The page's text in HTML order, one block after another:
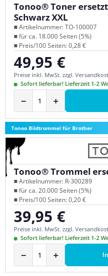
Tonoo® Toner
Schwarz XXL
■ Artikelnummer: TO-100007
■ für ca. 18.000 Seiten (5%)
■ Preis/100 Seiten: 0,28 €
Regulärer Preis:
49,95 €
Preise inkl. MwSt. zzgl.
Sofort lieferbar! Lieferzeit 1-2
− +
Tonoo Bildtrommel für Brother
Tonoo® Trommel
■ Artikelnummer: R-300289
■ für ca. 20.000 Seiten (5%)
■ Preis/100 Seiten: 0,20 €
Regulärer Preis:
39,95 €
Preise inkl. MwSt. zzgl.
Sofort lieferbar! Lieferzeit 1-2
− +